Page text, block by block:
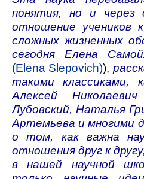
понятия, но и через
отношение учеников
сложных жизненных
сегодня Елена
(Elena Slepovich)),
такими классиками,
Алексей
Лубовский, Наталья
Артемьева и многими
о том, как важна
отношения друг к
в нашей научной